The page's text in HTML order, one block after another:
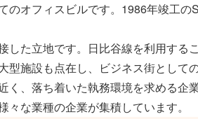
オフィスビルです。1986年竣工
た立地です。日比谷線を利用する
施設も点在し、ビジネス街として
、落ち着いた執務環境を求める
な業種の企業が集積しています。